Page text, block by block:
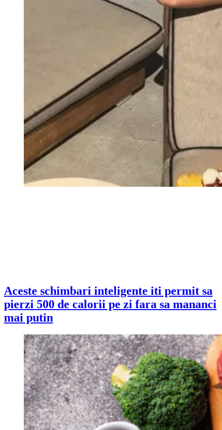
Aceste schimbari inteligente iti permit sa
pierzi 500 de calorii pe zi fara sa mananci
mai putin